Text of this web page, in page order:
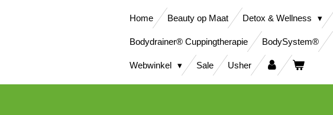
Home Beauty op Maat Detox & Wellness
Bodydrainer® Cuppingtherapie BodySystem®
Webwinkel Sale Usher